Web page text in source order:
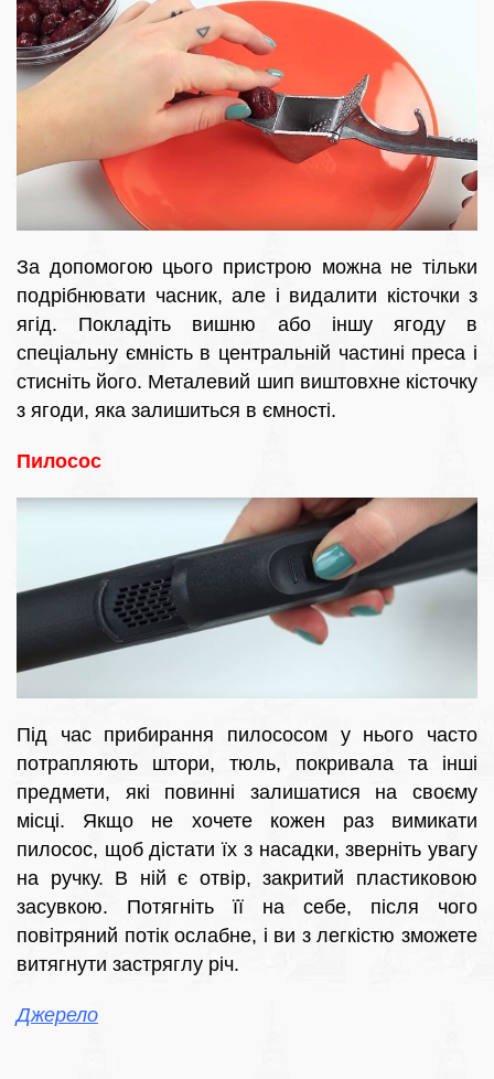
За допомогою цього пристрою можна не тільки
подрібнювати часник, але і видалити кісточки з
ягід. Покладіть вишню або іншу ягоду в
спеціальну ємність в центральній частині преса і
стисніть його. Металевий шип виштовхне кісточку
з ягоди, яка залишиться в ємності.
Пилосос
Під час прибирання пилососом у нього часто
потрапляють штори, тюль, покривала та інші
предмети, які повинні залишатися на своєму
місці. Якщо не хочете кожен раз вимикати
пилосос, щоб дістати їх з насадки, зверніть увагу
на ручку. В ній є отвір, закритий пластиковою
засувкою. Потягніть її на себе, після чого
повітряний потік ослабне, і ви з легкістю зможете
витягнути застряглу річ.
Джерело